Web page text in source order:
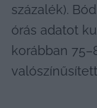
százalék).
órás adatot
korábban